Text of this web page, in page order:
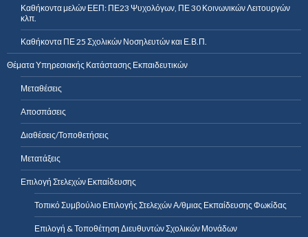
Καθήκοντα μελών ΕΕΠ: ΠΕ23 Ψυχολόγων, ΠΕ 30 Κοινωνικών Λειτουργών
κλπ.
Καθήκοντα ΠΕ 25 Σχολικών Νοσηλευτών και Ε.Β.Π.
Θέματα Υπηρεσιακής Κατάστασης Εκπαιδευτικών
Μεταθέσεις
Αποσπάσεις
Διαθέσεις/Τοποθετήσεις
Μετατάξεις
Επιλογή Στελεχών Εκπαίδευσης
Τοπικό Συμβούλιο Επιλογής Στελεχών Α/θμιας Εκπαίδευσης Φωκίδας
Επιλογή & Τοποθέτηση Διευθυντών Σχολικών Μονάδων